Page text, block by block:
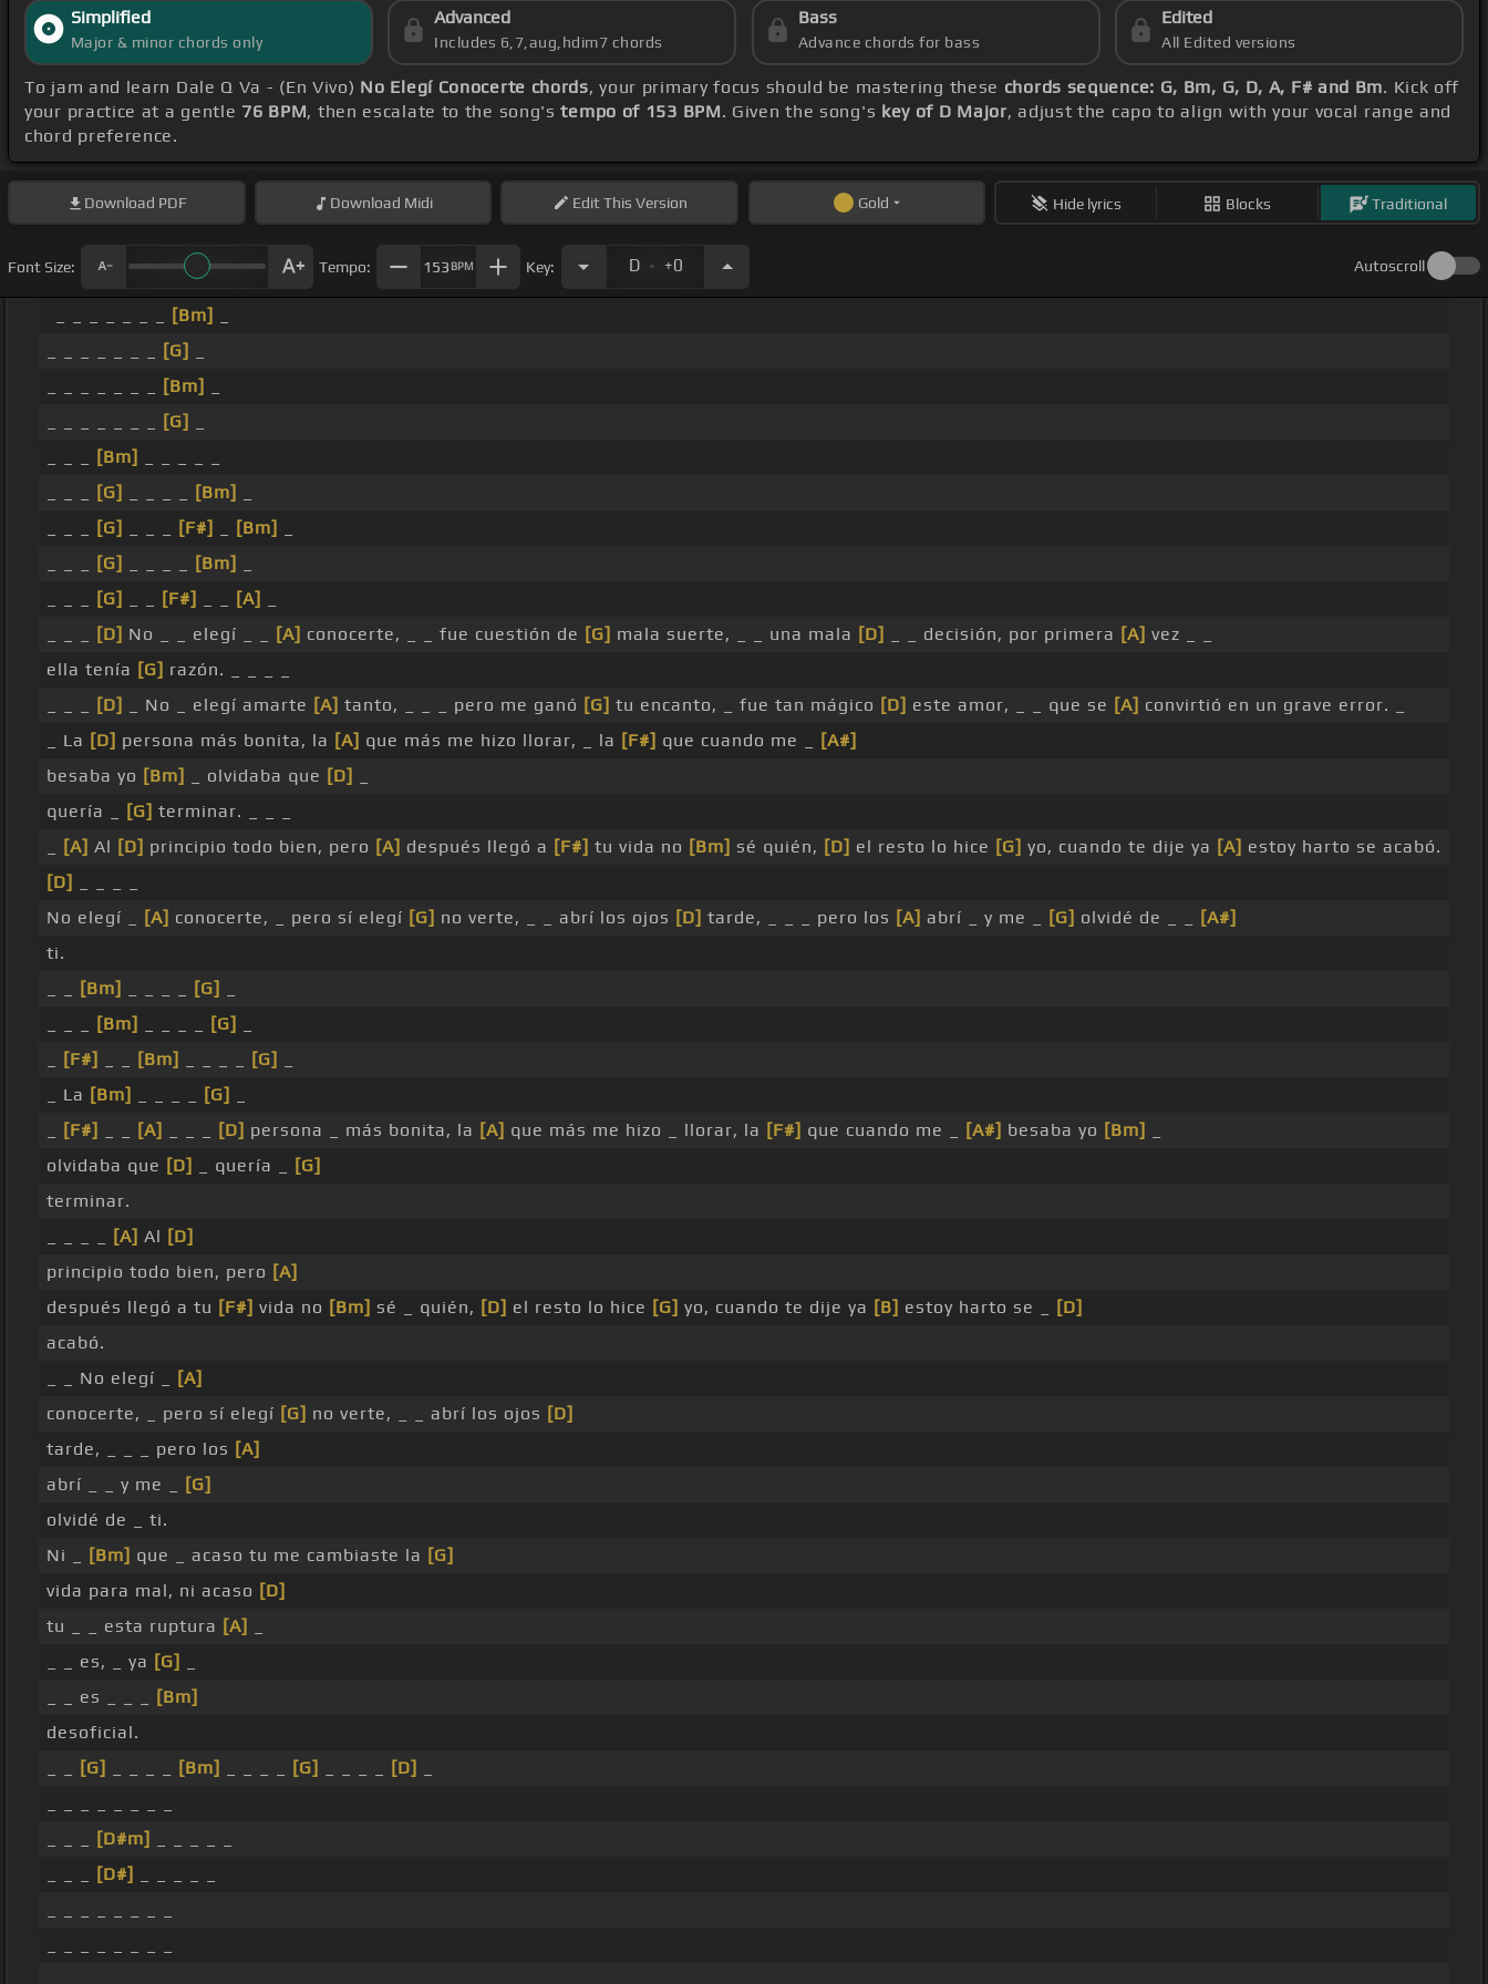
Simplified
Major & minor chords only
Advanced
Includes 6,7,aug,hdim7 chords
Bass
Advance chords for bass
Edited
All Edited versions
To jam and learn Dale Q Va - (En Vivo) No Elegí Conocerte chords, your primary focus should be mastering these chords sequence: G, Bm, G, D, A, F# and Bm. Kick off
your practice at a gentle 76 BPM, then escalate to the song'stempo of 153 BPM. Given the song's key of D Major, adjust the capo to align with your vocal range and
chord preference.
Download PDF Download Midi EditThis Version Gold Hide lyrics Blocks Traditional
Font Size: Tempo: 153 BPM Key: D . +0 Autoscroll
[Bm]
[G]
[Bm]
[G]
[Bm]
[G] [Bm]
[G] [F#] [Bm]
[G] [Bm]
[G] [F#] [A]
[D] No _ _ elegí _ _ [A] conocerte, _ _ fue cuestión de [G] mala suerte, _ _ una mala [D] _ _ decisión, por primera [A] vez _ _
ella tenía [G] razón. _ _ _ _
[D] _ No _ elegí amarte [A] tanto, _ _ _ pero me ganó [G] tu encanto, _ fue tan mágico [D] este amor, _ _ que se [A] convirtió en un grave error. _
_ La [D] persona más bonita, la [A] que más me hizo llorar, _ la [F#] que cuando me _
[A#]
besaba yo [Bm] _ olvidaba que [D]
quería _
[G] terminar. _ _ _
[A] Al [D] principio todo bien, pero [A] después llegó a [F#] tu vida no [Bm] sé quién, [D] el resto lo hice [G] yo, cuando te dije ya [A] estoy harto se acabó.
[D]
No elegí _
[A] conocerte, _ pero sí elegí [G] no verte, _ _ abrí los ojos [D] tarde, _ _ _ pero los [A] abrí _ y me _ [G] olvidé de _ _
[A#]
ti.
[Bm] [G]
[Bm] [G]
[F#] [Bm] [G]
_ La [Bm] [G]
[F#] [A] [D] persona _ más bonita, la [A] que más me hizo _ llorar, la [F#] que cuando me _ [A#] besaba yo [Bm]
olvidaba que [D] _ quería _
[G]
terminar.
[A] Al [D]
principio todo bien, pero [A]
después llegó a tu [F#] vida no [Bm] sé _ quién, [D] el resto lo hice [G] yo, cuando te dije ya [B] estoy harto se _
[D]
acabó.
_ _ No elegí _
[A]
conocerte, _ pero sí elegí [G] no verte, _ _ abrí los ojos [D]
tarde, _ _ _ pero los [A]
abrí _ _ y me _
[G]
olvidé de _ ti.
Ni _
[Bm] que _ acaso tu me cambiaste la [G]
vida para mal, ni acaso [D]
tu _ _ esta ruptura [A]
_ _ es, _ ya [G]
_ _ es _ _ _
[Bm]
desoficial.
[G] [Bm] [G] [D]
[D#m]
[D#]